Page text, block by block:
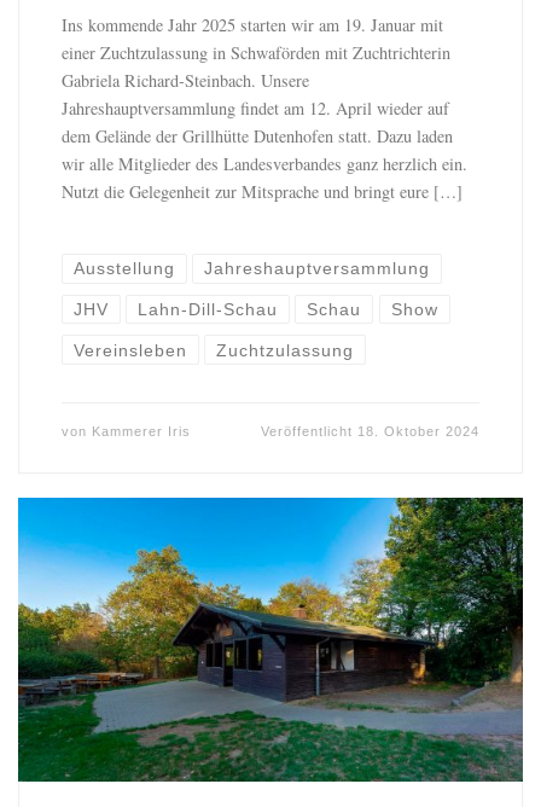
Ins kommende Jahr 2025 starten wir am 19. Januar mit
einer Zuchtzulassung in Schwaförden mit Zuchtrichterin
Gabriela Richard-Steinbach. Unsere
Jahreshauptversammlung findet am 12. April wieder auf
dem Gelände der Grillhütte Dutenhofen statt. Dazu laden
wir alle Mitglieder des Landesverbandes ganz herzlich ein.
Nutzt die Gelegenheit zur Mitsprache und bringt eure […]
Ausstellung Jahreshauptversammlung
JHV Lahn-Dill-Schau Schau Show
Vereinsleben Zuchtzulassung
von Kammerer Iris Veröffentlicht 18. Oktober 2024